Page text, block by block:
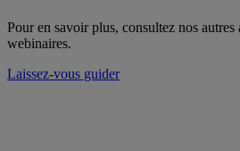
Pour en savoir plus, consultez nos
webinaires.
Laissez-vous guider